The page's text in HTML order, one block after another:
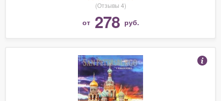
(Отзывы 4)
от 278 руб.